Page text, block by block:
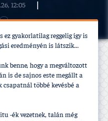
12:05
ez gyakorlatilag reggelig í­gy is
eredményén is látszik...
benne, hogy a megváltozott
is de sajnos este megállt a
csapatnál többé kevésbé a
-ék vezetnek, talán még